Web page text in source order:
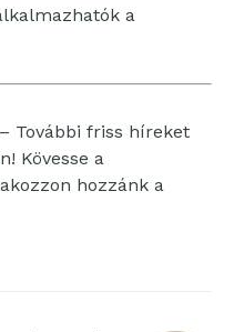
a
További friss híreket
Kövesse a
hozzánk a